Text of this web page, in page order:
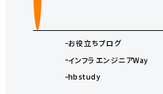
お役立ちブログ
インフラエンジニアWay
hbstudy